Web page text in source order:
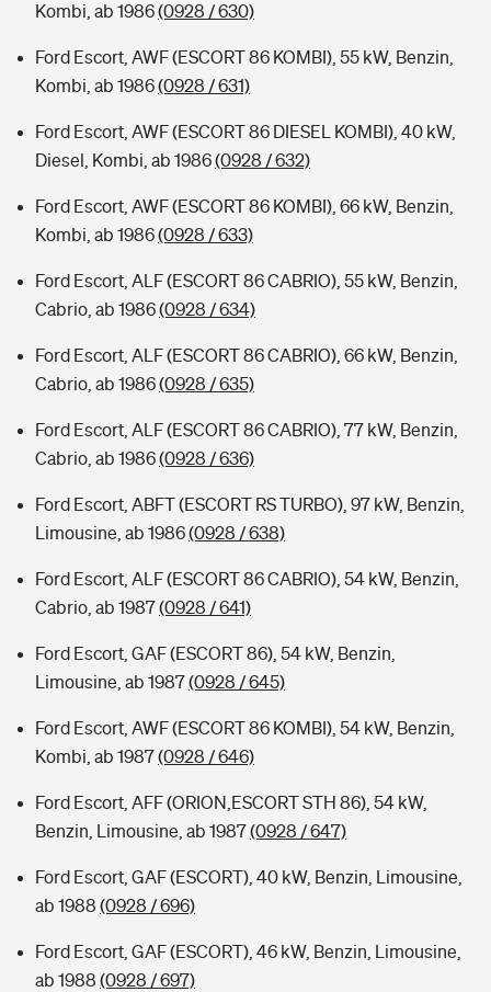
Kombi, ab 1986(0928 / 630)
Ford Escort, AWF (ESCORT 86 KOMBI), 55 kW, Benzin,
Kombi, ab 1986(0928 / 631)
Ford Escort, AWF (ESCORT 86 DIESEL KOMBI), 40 kW,
Diesel, Kombi, ab 1986(0928 / 632)
Ford Escort, AWF (ESCORT 86 KOMBI), 66 kW, Benzin,
Kombi, ab 1986(0928 / 633)
Ford Escort, ALF (ESCORT 86 CABRIO), 55 kW, Benzin,
Cabrio, ab 1986(0928 / 634)
Ford Escort, ALF (ESCORT 86 CABRIO), 66 kW, Benzin,
Cabrio, ab 1986(0928 / 635)
Ford Escort, ALF (ESCORT 86 CABRIO), 77 kW, Benzin,
Cabrio, ab 1986(0928 / 636)
Ford Escort, ABFT (ESCORT RS TURBO), 97 kW, Benzin,
Limousine, ab 1986(0928 / 638)
Ford Escort, ALF (ESCORT 86 CABRIO), 54 kW, Benzin,
Cabrio, ab 1987(0928 / 641)
Ford Escort, GAF (ESCORT 86), 54 kW, Benzin,
Limousine, ab 1987(0928 / 645)
Ford Escort, AWF (ESCORT 86 KOMBI), 54 kW, Benzin,
Kombi, ab 1987(0928 / 646)
Ford Escort, AFF (ORION,ESCORT STH 86), 54 kW,
Benzin, Limousine, ab 1987(0928 / 647)
Ford Escort, GAF (ESCORT), 40 kW, Benzin, Limousine,
ab 1988 (0928 / 696)
Ford Escort, GAF (ESCORT), 46 kW, Benzin, Limousine,
ab 1988 (0928 / 697)